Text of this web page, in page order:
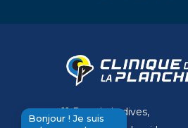
Bonjour ! Je suis
11 Rue de la dives,